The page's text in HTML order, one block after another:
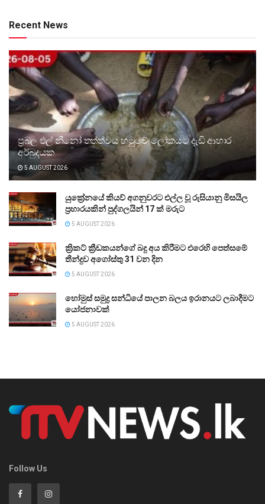
Recent News
ප්‍රබල එල් නීනෝ තත්ත්වය හමුවේ ලෝකයට දැඩි ආහාර
අර්බුදයක
5 AUGUST 2026
යුක්‍රේනයේ කියව් අගනුවරට එල්ල වූ රුසියානු මිසයිල
ප්‍රහාරයකින් පුද්ගලයින් 17 ක් මරුට
5 AUGUST 2026
ක්‍රිකට් ක්‍රීඩකයන්ගේ බදු අය කිරීමට එරෙහි පෙත්සමේ
තීන්දුව අගෝස්තු 31 වන දින
5 AUGUST 2026
හෝමුස් සමුද්‍ර සන්ධියේ පාලන බලය ඉරානයට ලබාදීමට
යෝජනාවක්
5 AUGUST 2026
Follow Us